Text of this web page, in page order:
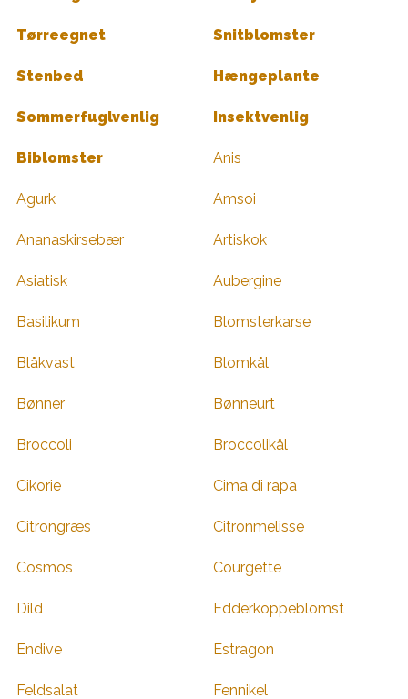
Tørreegnet Snitblomster
Stenbed Hængeplante
Sommerfuglvenlig Insektvenlig
Biblomster Anis
Agurk Amsoi
Ananaskirsebær Artiskok
Asiatisk Aubergine
Basilikum Blomsterkarse
Blåkvast Blomkål
Bønner Bønneurt
Broccoli Broccolikål
Cikorie Cima di rapa
Citrongræs Citronmelisse
Cosmos Courgette
Dild Edderkoppeblomst
Endive Estragon
Feldsalat Fennikel